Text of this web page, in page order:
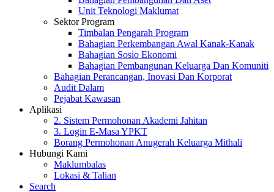
Unit Teknologi Maklumat
Sektor Program
Timbalan Pengarah Program
Bahagian Perkembangan Awal Kanak-Kanak
Bahagian Sosio Ekonomi
Bahagian Pembangunan Keluarga Dan Komuniti
Bahagian Perancangan, Inovasi Dan Korporat
Audit Dalam
Pejabat Kawasan
Aplikasi
2. Sistem Permohonan Akademi Jahitan
3. Login E-Masa YPKT
Borang Permohonan Anugerah Keluarga Mithali
Hubungi Kami
Maklumbalas
Lokasi & Talian
Search